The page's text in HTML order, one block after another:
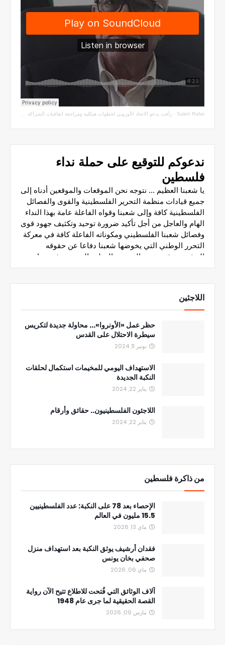
Saleh Rafat
· رأفت يدعو الاتحاد الأوروبي لخطوات هيكلية ومراجعة اتفاقيات الشراكة مع سلطة الاحتلال
اللاجئين
حظر عمل «الأونروا»... محاولة جديدة لتكريس
سيطرة الاحتلال على القدس
نونبر 11, 2024
الاستهداف اليومي للمخيمات استكمال لحلقات
النكبة الجديدة
يناير 22, 2024
اللاجئون الفلسطينيون.. حقائق وأرقام
يناير 22, 2024
من ذاكرة فلسطين
الإحصاء بعد 78 على النكبة: عدد الفلسطينيين
15.5 مليون في العالم
ماي 13, 2026
فقدان أرشيف يوثق النكبة بعد استهداف منزل
صحفي بخان يونس
ماي 06, 2026
آلاف الوثائق التي فُتحت للاطلاع تتيح الآن رواية
القصة الحقيقية لما جرى عام 1948
مارس 09, 2026